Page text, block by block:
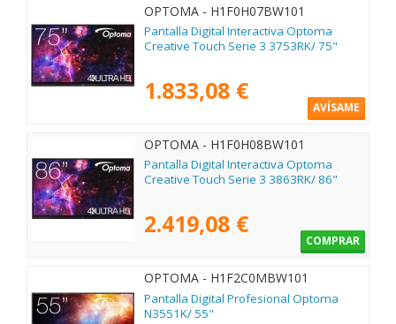
OPTOMA - H1F0H07BW101
Pantalla Digital Interactiva Optoma
Creative Touch Serie 3 3753RK/ 75"
1.833,08 €
AVÍSAME
OPTOMA - H1F0H08BW101
Pantalla Digital Interactiva Optoma
Creative Touch Serie 3 3863RK/ 86"
2.419,08 €
COMPRAR
OPTOMA - H1F2C0MBW101
Pantalla Digital Profesional Optoma
N3551K/ 55"